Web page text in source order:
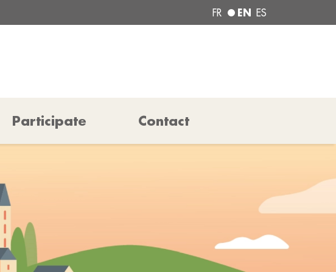
FR EN ES
Participate Contact